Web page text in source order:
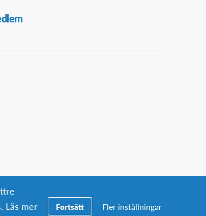
Läs mer
Fortsätt Fler inställningar